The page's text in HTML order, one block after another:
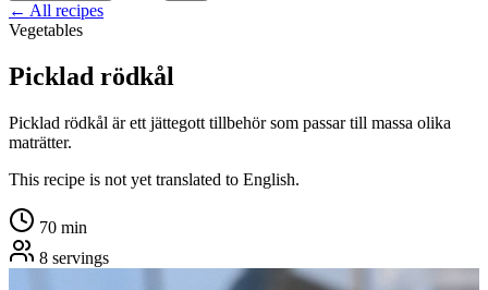
← All recipes
Vegetables
Picklad rödkål
Picklad rödkål är ett jättegott tillbehör som passar till massa olika
maträtter.
This recipe is not yet translated to English.
70 min
8 servings